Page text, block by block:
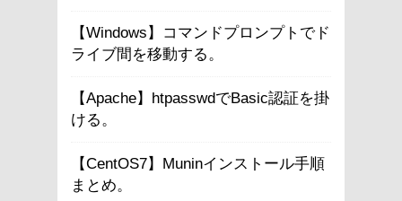
【Windows】コマンドプロンプトでド
ライブ間を移動する。
【Apache】htpasswdでBasic認証を掛
ける。
【CentOS7】Muninインストール手順
まとめ。